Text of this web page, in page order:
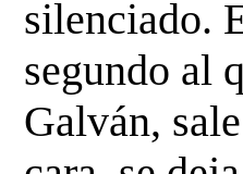
silenciado.
segundo al
Galván,